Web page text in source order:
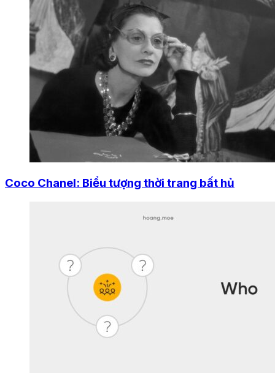
Coco Chanel: Biểu tượng thời trang bất hủ